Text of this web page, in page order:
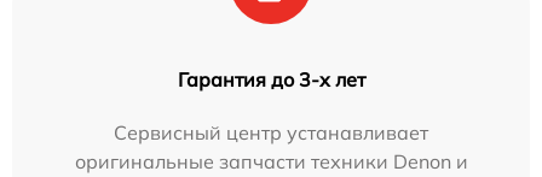
Гарантия до 3-х лет
Сервисный центр устанавливает
оригинальные запчасти техники Denon и